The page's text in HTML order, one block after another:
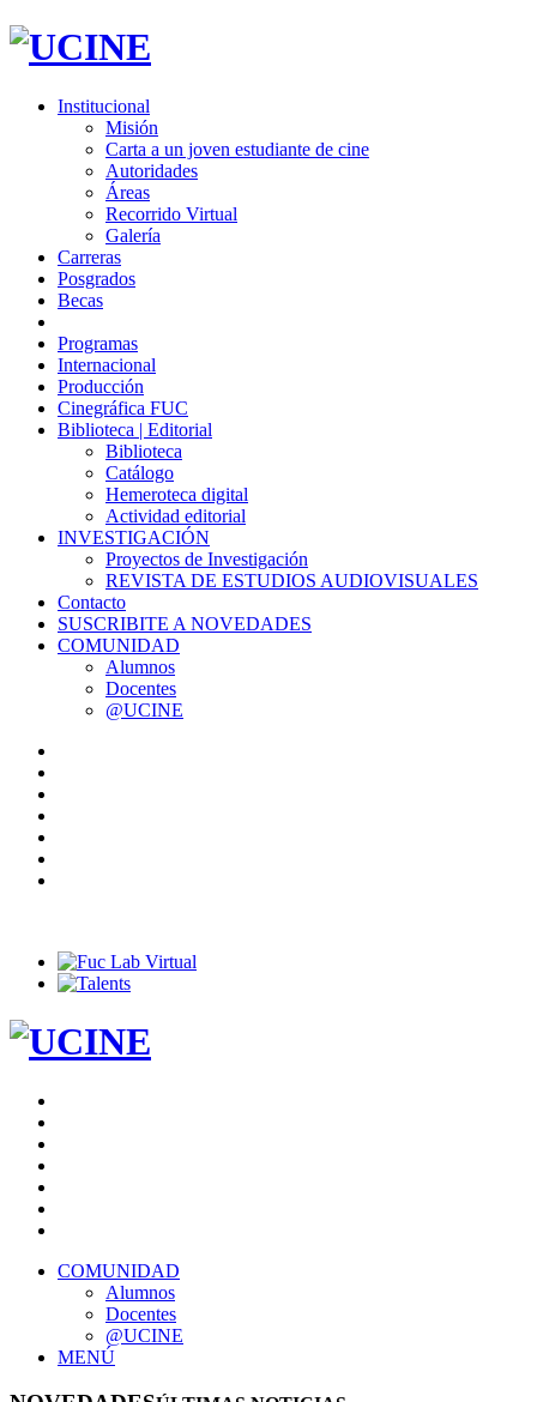
Institucional
Misión
Carta a un joven estudiante de cine
Autoridades
Áreas
Recorrido Virtual
Galería
Carreras
Posgrados
Becas
Programas
Internacional
Producción
Cinegráfica FUC
Biblioteca | Editorial
Biblioteca
Catálogo
Hemeroteca digital
Actividad editorial
INVESTIGACIÓN
Proyectos de Investigación
REVISTA DE ESTUDIOS AUDIOVISUALES
Contacto
SUSCRIBITE A NOVEDADES
COMUNIDAD
Alumnos
Docentes
@UCINE
COMUNIDAD
Alumnos
Docentes
@UCINE
MENÚ